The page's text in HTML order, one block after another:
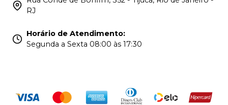
RJ
Horário de Atendimento:
Segunda a Sexta 08:00 às 17:30